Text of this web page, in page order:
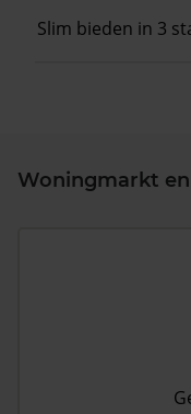
Slim bieden in 3
Woningmarkt